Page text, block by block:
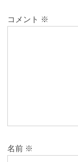
コメント ※
名前 ※